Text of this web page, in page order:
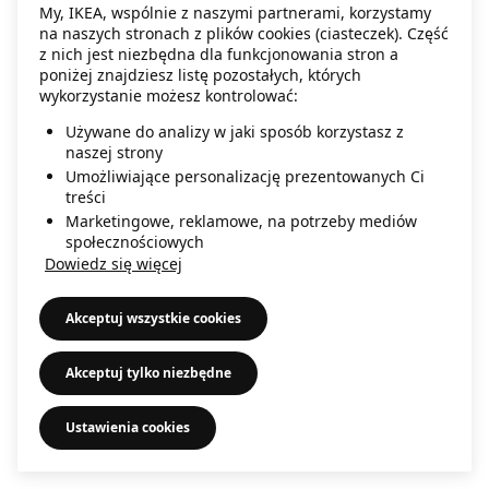
information).
My, IKEA, wspólnie z naszymi partnerami, korzystamy
na naszych stronach z plików cookies (ciasteczek). Część
z nich jest niezbędna dla funkcjonowania stron a
poniżej znajdziesz listę pozostałych, których
wykorzystanie możesz kontrolować:
Używane do analizy w jaki sposób korzystasz z
naszej strony
Umożliwiające personalizację prezentowanych Ci
treści
Marketingowe, reklamowe, na potrzeby mediów
społecznościowych
Dowiedz się więcej
Akceptuj wszystkie cookies
Akceptuj tylko niezbędne
Ustawienia cookies